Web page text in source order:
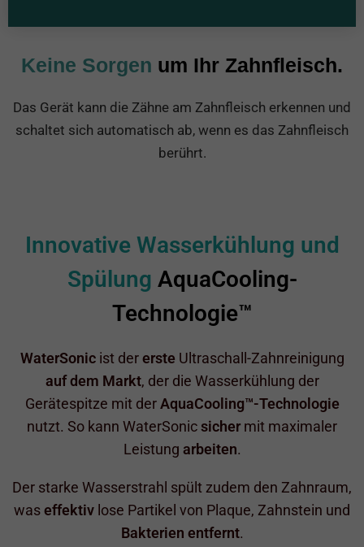
Keine Sorgen um Ihr Zahnfleisch.
Das Gerät kann die Zähne am Zahnfleisch erkennen und
schaltet sich automatisch ab, wenn es das Zahnfleisch
berührt.
Innovative Wasserkühlung und
Spülung AquaCooling-
Technologie™
WaterSonicist dererste Ultraschall-Zahnreinigung
auf dem Markt, der die Wasserkühlung der
Gerätespitze mit derAquaCooling™-Technologie
nutzt. So kann WaterSonicsicher mit maximaler
Leistung arbeiten.
Der starke Wasserstrahl spült zudem den Zahnraum,
waseffektiv lose Partikel von Plaque, Zahnstein und
Bakterien entfernt.